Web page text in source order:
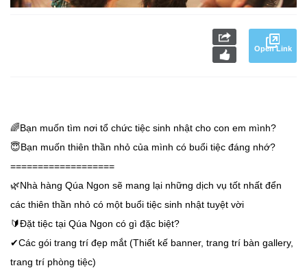
Open Link
🌈Bạn muốn tìm nơi tổ chức tiệc sinh nhật cho con em mình?
😇Bạn muốn thiên thần nhỏ của mình có buổi tiệc đáng nhớ?
===================
🌿Nhà hàng Qúa Ngon sẽ mang lại những dịch vụ tốt nhất đển
các thiên thần nhỏ có một buổi tiệc sinh nhật tuyệt vời
🔰Đặt tiệc tại Qúa Ngon có gì đặc biệt?
✔Các gói trang trí đẹp mắt (Thiết kế banner, trang trí bàn gallery,
trang trí phòng tiệc)